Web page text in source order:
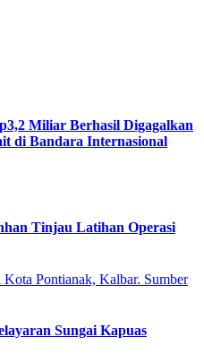
Miliar Berhasil Digagalkan
di Bandara Internasional
Tinjau Latihan Operasi
Sungai Kapuas